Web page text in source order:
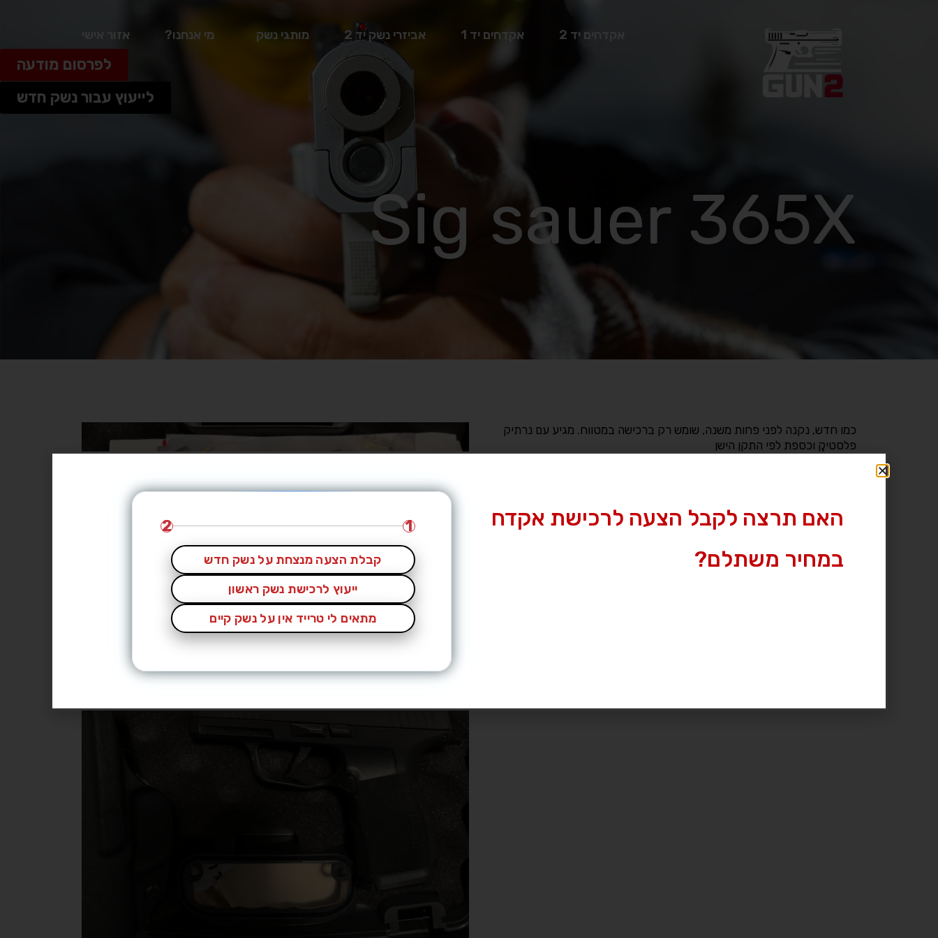
אקדחים יד 2 אקדחים יד 1 אביזרי נשק יד 2 מותגי נשק מי אנחנו? אזור אישי
לפרסום מודעה
לייעוץ עבור נשק חדש
Sig sauer 365X
כמו חדש, נקנה לפני פחות משנה, שומש רק ברכישה במטווח. מגיע עם נרתיק
פלסטיק וכספת לפי התקן הישן
מותג| זיג זאוור
לחץ לצפייה במס’ טלפון »
האם תרצה לקבל הצעה לרכישת אקדח
במחיר משתלם?
1
2
קבלת הצעה מנצחת על נשק חדש
ייעוץ לרכישת נשק ראשון
מתאים לי טרייד אין על נשק קיים